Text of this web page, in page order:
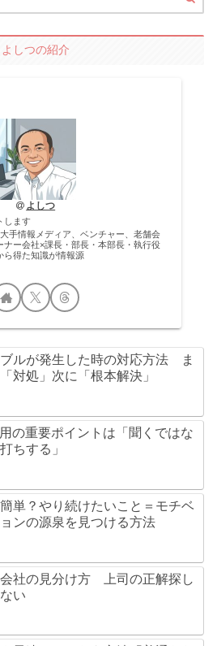
よしつの紹介
よしつ
します
手情報メディア、ベンチャー、老舗会
ナー会社×課長・部長・本部長・執行役
ら得た知識が情報源
ブルが発生した時の対応方法 ま
対処」次に「根本解決」
の重要ポイントは「聞くではな
ちする」
単？やり続けたいこと＝モチベ
ンの源泉を見つける方法
社の見分け方 上司の正解探し
い